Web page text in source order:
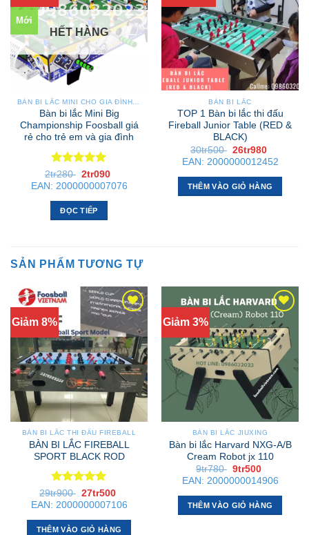
biến
thể.
Các
tùy
chọn
có
được
chọn
trên
trang
sản
phẩm
Mới
HẾT HÀNG
Bàn bi lắc Mini Big
Championship Foosball giá
rẻ cho trẻ em và gia đình
Được xếp
hạng55
2tr280 Giá
gốc
là:
2tr280 .
2tr090
hiện
tại
EAN: 2000000007076
ĐỌC TIẾP
BÀN BI LẮC
TOP 1 Bàn bi lắc thi đấu
Fireball Junior Table (RED &
BLACK)
30tr500 Giá
gốc
là:
30tr500 .
26tr980
hiện
tại
là:
26tr980 .
EAN: 2000000012452
THÊM VÀO GIỎ HÀNG
SẢN PHẨM TƯƠNG TỰ
Giảm 8%
BÀN BI LẮC THI ĐẤU FIREBALL
BÀN BI LẮC FIREBALL
SPORT BLACK ROD
Được xếp
hạng55
29tr900 Giá
gốc
là:
29tr900 .
27tr500
hiện
tại
là:
27tr500 .
EAN: 2000000007106
THÊM VÀO GIỎ HÀNG
Giảm 3%
BÀN BI LẮC JIUXING
Bàn bi lắc Harvard NXG-A/B
Cream Robot jx 110
9tr780 Giá
gốc
là:
9tr780 .
9tr500
hiện
tại
là:
9tr500 .
EAN: 2000000014906
THÊM VÀO GIỎ HÀNG